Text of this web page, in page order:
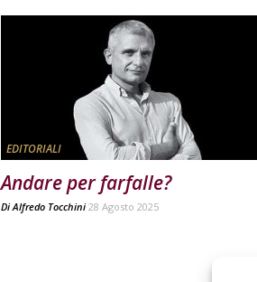
EDITORIALI
Andare per farfalle?
DiAlfredo Tocchini 28 Agosto 2025